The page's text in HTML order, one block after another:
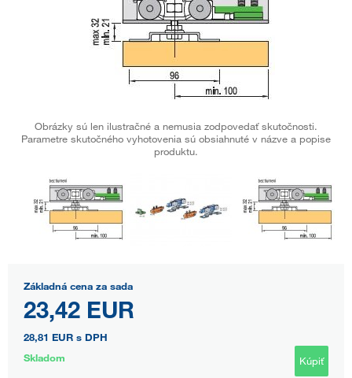
Obrázky sú len ilustračné a nemusia zodpovedať skutočnosti.
Parametre skutočného vyhotovenia sú obsiahnuté v názve a popise
produktu.
Základná cena za sada
23,42 EUR
28,81 EUR s DPH
Skladom
Kúpiť